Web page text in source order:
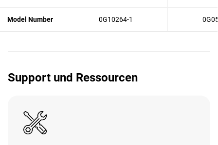
Model Number 0G10264-1
Support und Ressourcen